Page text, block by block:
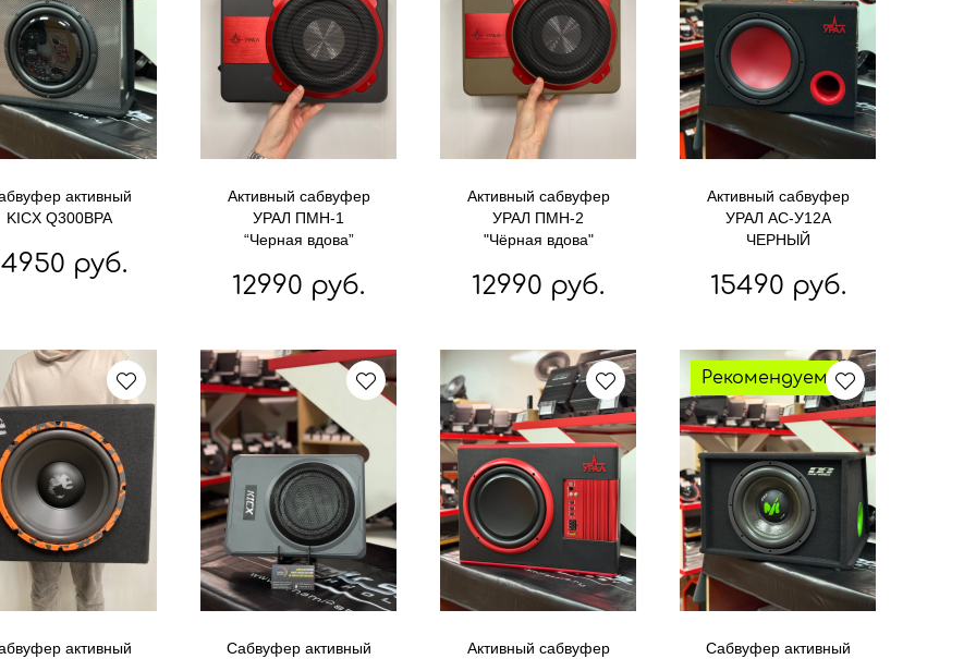
активный
KICX Q300BPA
руб.
Активный сабвуфер
УРАЛ ПМН-1
“Черная вдова”
12990 руб.
Активный сабвуфер
УРАЛ ПМН-2
"Чёрная вдова"
12990 руб.
Активный сабвуфер
УРАЛ АС-У12А
ЧЕРНЫЙ
15490 руб.
активный
Сабвуфер активный
Активный сабвуфер
Рекомендуем
Сабвуфер активный